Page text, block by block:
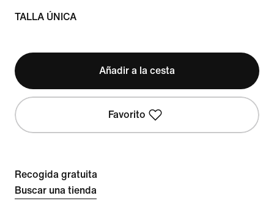
TALLA ÚNICA
Añadir a la cesta
Favorito
Recogida gratuita
Buscar una tienda